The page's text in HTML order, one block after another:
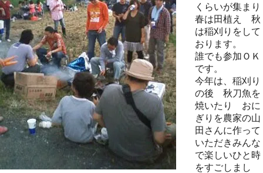
くらいが集まり
春は田植え 秋
は稲刈りをして
おります。
誰でも参加ＯＫ
です。
今年は、稲刈り
の後 秋刀魚を
焼いたり おに
ぎりを農家の山
田さんに作って
いただきみんな
で楽しいひと時
をすごしまし